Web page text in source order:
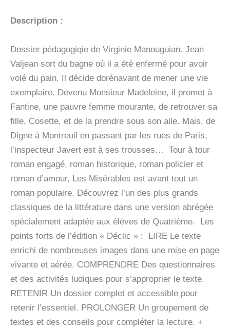
Description :
Dossier pédagogiqie de Virginie Manouguian. Jean
Valjean sort du bagne où il a été enfermé pour avoir
volé du pain. Il décide dorénavant de mener une vie
exemplaire. Devenu Monsieur Madeleine, il promet à
Fantine, une pauvre femme mourante, de retrouver sa
fille, Cosette, et de la prendre sous son aile. Mais, de
Digne à Montreuil en passant par les rues de Paris,
l’inspecteur Javert est à ses trousses… Tour à tour
roman engagé, roman historique, roman policier et
roman d’amour, Les Misérables est avant tout un
roman populaire. Découvrez l’un des plus grands
classiques de la littérature dans une version abrégée
spécialement adaptée aux élèves de Quatrième. Les
points forts de l’édition « Déclic » : LIRE Le texte
enrichi de nombreuses images dans une mise en page
vivante et aérée. COMPRENDRE Des questionnaires
et des activités ludiques pour s’approprier le texte.
RETENIR Un dossier complet et accessible pour
retenir l’essentiel. PROLONGER Un groupement de
textes et des conseils pour compléter la lecture. +